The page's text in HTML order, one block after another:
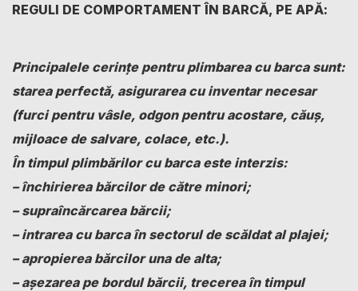
REGULI DE COMPORTAMENT ÎN BARCĂ, PE APĂ:
Principalele cerinţe pentru plimbarea cu barca sunt:
starea perfectă, asigurarea cu inventar necesar
(furci pentru vâsle, odgon pentru acostare, căuş,
mijloace de salvare, colace, etc.).
În timpul plimbărilor cu barca este interzis:
– închirierea bărcilor de către minori;
– supraîncărcarea bărcii;
– intrarea cu barca în sectorul de scăldat al plajei;
– apropierea bărcilor una de alta;
– aşezarea pe bordul bărcii, trecerea în timpul